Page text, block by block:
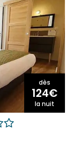
dès
124€
la nuit